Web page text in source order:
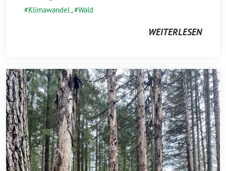
Klimawandel, Wald
WEITERLESEN